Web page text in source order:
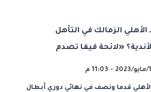
الزمالك في التأهل
«لائحة فيفا تصدم
قدما ونصف في نهائي دوري أبطال